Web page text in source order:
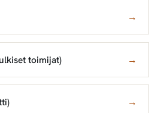
→
toimijat) →
→